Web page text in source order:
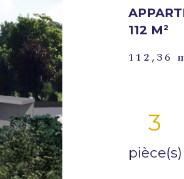
112 M²
112,36
3
pièce(s)